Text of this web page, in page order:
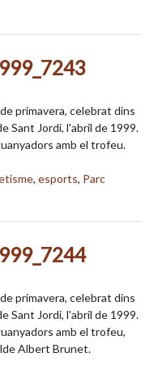
primavera, celebrat dins
Sant Jordi, l'abril de 1999.
amb el trofeu.
, esports, Parc
primavera, celebrat dins
Sant Jordi, l'abril de 1999.
amb el trofeu,
Albert Brunet.